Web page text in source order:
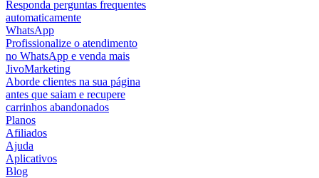
Responda perguntas frequentes
automaticamente
WhatsApp
Profissionalize o atendimento
no WhatsApp e venda mais
JivoMarketing
Aborde clientes na sua página
antes que saiam e recupere
carrinhos abandonados
Planos
Afiliados
Ajuda
Aplicativos
Blog